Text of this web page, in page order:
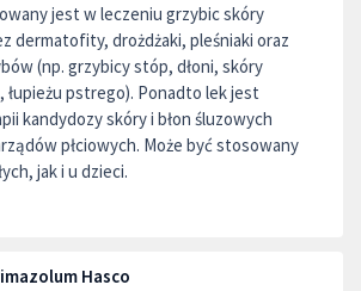
jest w leczeniu grzybic skóry
dermatofity, drożdżaki, pleśniaki oraz
(np. grzybicy stóp, dłoni, skóry
łupieżu pstrego). Ponadto lek jest
kandydozy skóry i błon śluzowych
płciowych. Może być stosowany
jak i u dzieci.
Hasco